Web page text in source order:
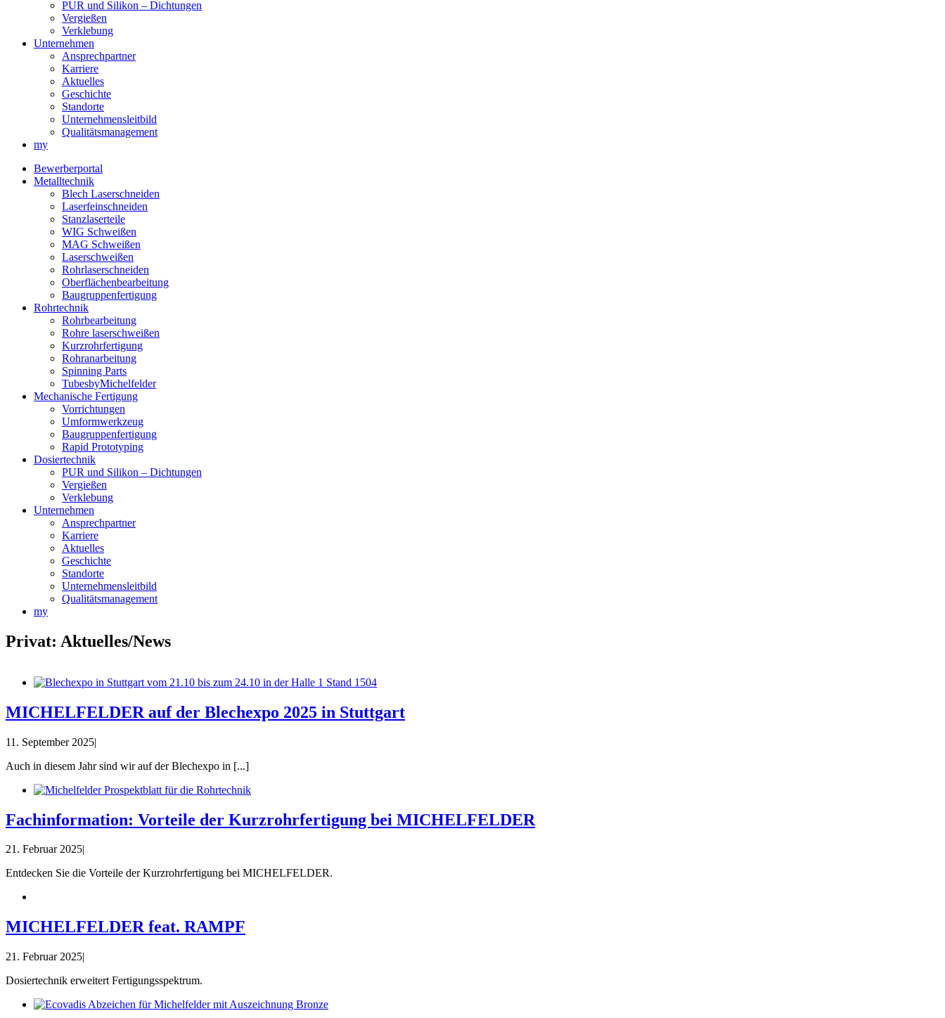
PUR und Silikon – Dichtungen
Vergießen
Verklebung
Unternehmen
Ansprechpartner
Karriere
Aktuelles
Geschichte
Standorte
Unternehmensleitbild
Qualitätsmanagement
my
Bewerberportal
Metalltechnik
Blech Laserschneiden
Laserfeinschneiden
Stanzlaserteile
WIG Schweißen
MAG Schweißen
Laserschweißen
Rohrlaserschneiden
Oberflächenbearbeitung
Baugruppenfertigung
Rohrtechnik
Rohrbearbeitung
Rohre laserschweißen
Kurzrohrfertigung
Rohranarbeitung
Spinning Parts
TubesbyMichelfelder
Mechanische Fertigung
Vorrichtungen
Umformwerkzeug
Baugruppenfertigung
Rapid Prototyping
Dosiertechnik
PUR und Silikon – Dichtungen
Vergießen
Verklebung
Unternehmen
Ansprechpartner
Karriere
Aktuelles
Geschichte
Standorte
Unternehmensleitbild
Qualitätsmanagement
my
Privat: Aktuelles/News
MICHELFELDER auf der Blechexpo 2025 in Stuttgart
11. September 2025|
Auch in diesem Jahr sind wir auf der Blechexpo in [...]
Fachinformation: Vorteile der Kurzrohrfertigung bei MICHELFELDER
21. Februar 2025|
Entdecken Sie die Vorteile der Kurzrohrfertigung bei MICHELFELDER.
MICHELFELDER feat. RAMPF
21. Februar 2025|
Dosiertechnik erweitert Fertigungsspektrum.